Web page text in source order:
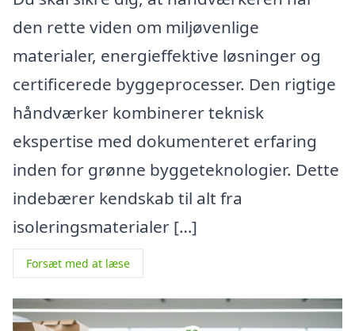
den rette viden om miljøvenlige
materialer, energieffektive løsninger og
certificerede byggeprocesser. Den rigtige
håndværker kombinerer teknisk
ekspertise med dokumenteret erfaring
inden for grønne byggeteknologier. Dette
indebærer kendskab til alt fra
isoleringsmaterialer […]
Forsæt med at læse